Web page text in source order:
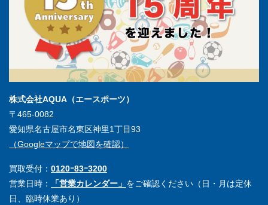
株式会社AQUA（エースポーツ）
〒465-0082
愛知県名古屋市名東区神里1丁目93
（Googleマップで地図を確認）
買取受付： 0120ｰ83ｰ3200
営業日時：
「営業カレンダー」 をご確認ください（日・月は定休
日、臨時休業あり）